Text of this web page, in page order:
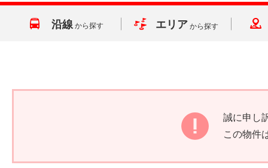
沿線 から探す エリア から探す
誠に申し
この物件